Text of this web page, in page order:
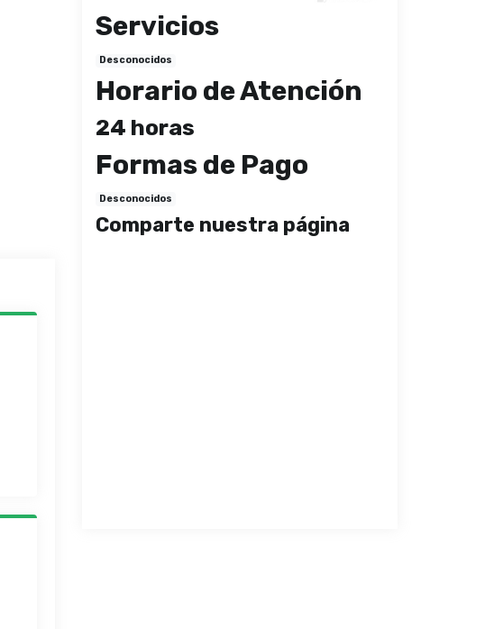
Servicios
Desconocidos
Horario de Atención
24 horas
Formas de Pago
Desconocidos
Comparte nuestra página